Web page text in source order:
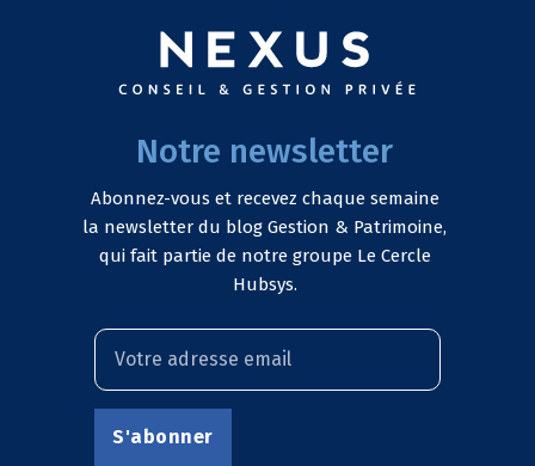
Notre newsletter
Abonnez-vous et recevez chaque semaine
la newsletter du blog Gestion & Patrimoine,
qui fait partie de notre groupe Le Cercle
Hubsys.